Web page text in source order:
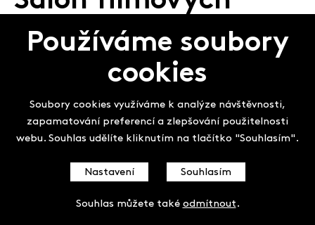
klapek
Používáme soubory
cookies
Soubory cookies využíváme k analýze návštěvnosti,
zapamatování preferencí a zlepšování použitelnosti
webu. Souhlas udělíte kliknutím na tlačítko "Souhlasím".
Nastavení Souhlasím
Souhlas můžete také odmítnout .